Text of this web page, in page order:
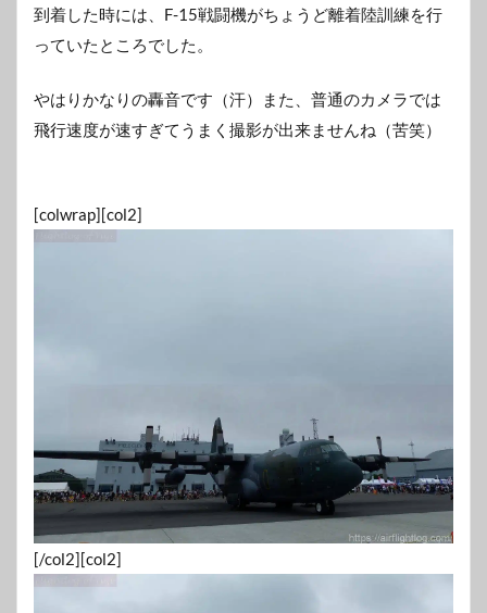
到着した時には、F-15戦闘機がちょうど離着陸訓練を行
っていたところでした。
やはりかなりの轟音です（汗）また、普通のカメラでは
飛行速度が速すぎてうまく撮影が出来ませんね（苦笑）
[colwrap][col2]
[/col2][col2]